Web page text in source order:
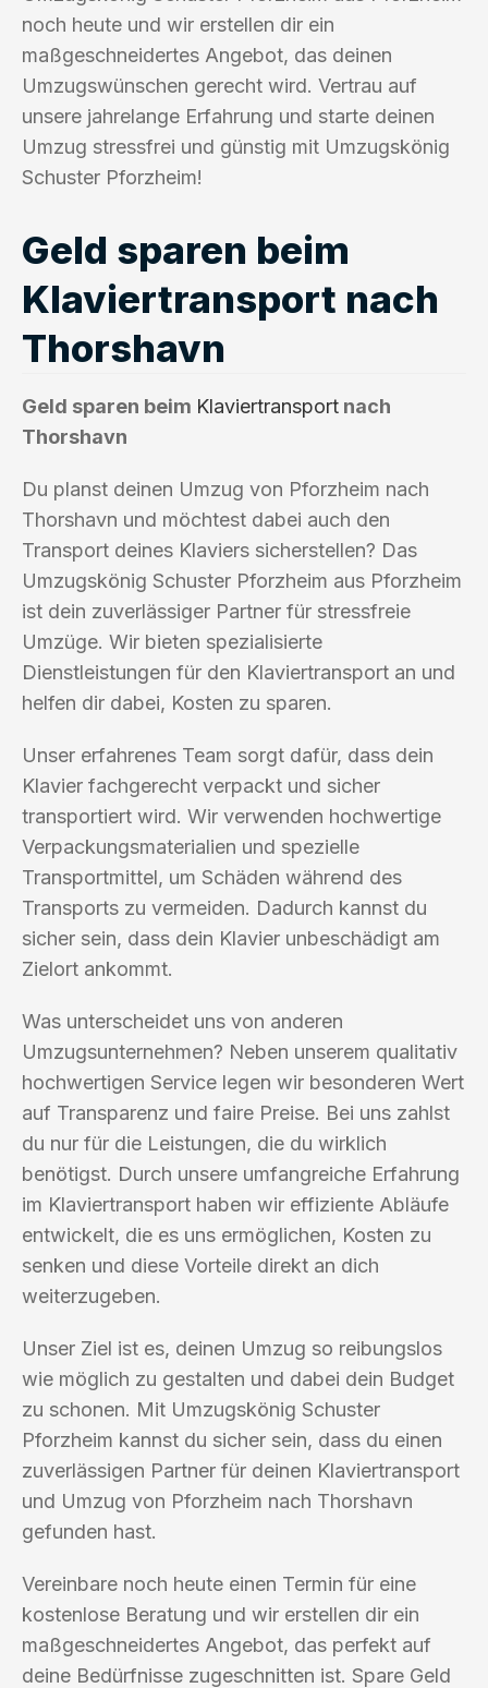
noch heute und wir erstellen dir ein
maßgeschneidertes Angebot, das deinen
Umzugswünschen gerecht wird. Vertrau auf
unsere jahrelange Erfahrung und starte deinen
Umzug stressfrei und günstig mit Umzugskönig
Schuster Pforzheim!
Geld sparen beim
Klaviertransport nach
Thorshavn
Geld sparen beim Klaviertransport nach
Thorshavn
Du planst deinen Umzug von Pforzheim nach
Thorshavn und möchtest dabei auch den
Transport deines Klaviers sicherstellen? Das
Umzugskönig Schuster Pforzheim aus Pforzheim
ist dein zuverlässiger Partner für stressfreie
Umzüge. Wir bieten spezialisierte
Dienstleistungen für den Klaviertransport an und
helfen dir dabei, Kosten zu sparen.
Unser erfahrenes Team sorgt dafür, dass dein
Klavier fachgerecht verpackt und sicher
transportiert wird. Wir verwenden hochwertige
Verpackungsmaterialien und spezielle
Transportmittel, um Schäden während des
Transports zu vermeiden. Dadurch kannst du
sicher sein, dass dein Klavier unbeschädigt am
Zielort ankommt.
Was unterscheidet uns von anderen
Umzugsunternehmen? Neben unserem qualitativ
hochwertigen Service legen wir besonderen Wert
auf Transparenz und faire Preise. Bei uns zahlst
du nur für die Leistungen, die du wirklich
benötigst. Durch unsere umfangreiche Erfahrung
im Klaviertransport haben wir effiziente Abläufe
entwickelt, die es uns ermöglichen, Kosten zu
senken und diese Vorteile direkt an dich
weiterzugeben.
Unser Ziel ist es, deinen Umzug so reibungslos
wie möglich zu gestalten und dabei dein Budget
zu schonen. Mit Umzugskönig Schuster
Pforzheim kannst du sicher sein, dass du einen
zuverlässigen Partner für deinen Klaviertransport
und Umzug von Pforzheim nach Thorshavn
gefunden hast.
Vereinbare noch heute einen Termin für eine
kostenlose Beratung und wir erstellen dir ein
maßgeschneidertes Angebot, das perfekt auf
deine Bedürfnisse zugeschnitten ist. Spare Geld